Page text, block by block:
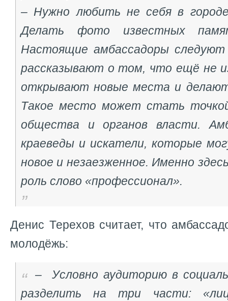
– Нужно любить не себя в
Делать фото известных
Настоящие амбассадоры
рассказывают о том, что ещё не
открывают новые места и
Такое место может стать
общества и органов власти.
краеведы и искатели, которые
новое и незаезженное. Именно
роль слово «профессионал».
Денис Терехов считает, что
молодёжь:
– Условно аудиторию в
разделить на три части: